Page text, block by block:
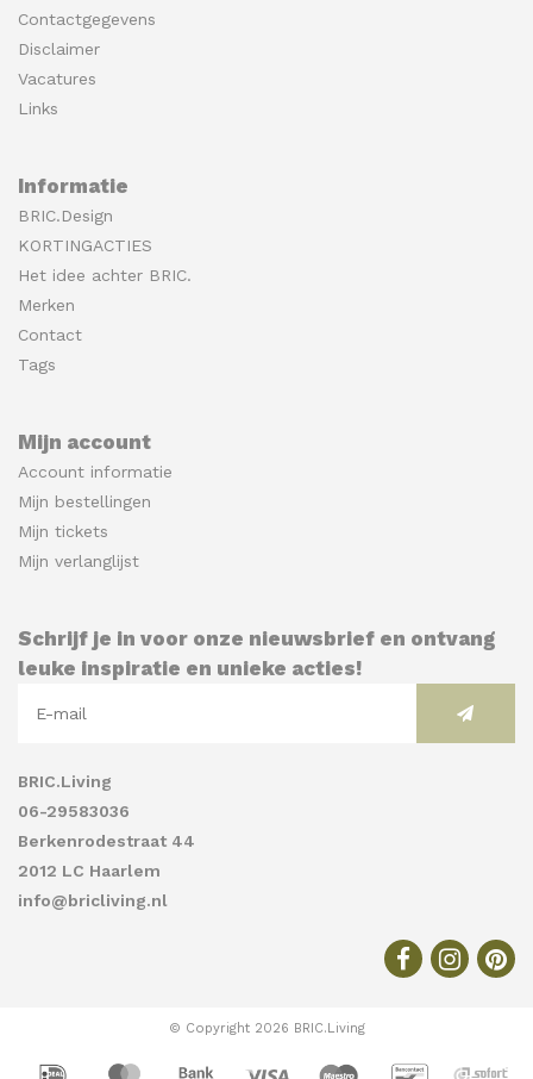
Contactgegevens
Disclaimer
Vacatures
Links
Informatie
BRIC.Design
KORTINGACTIES
Het idee achter BRIC.
Merken
Contact
Tags
Mijn account
Account informatie
Mijn bestellingen
Mijn tickets
Mijn verlanglijst
Schrijf je in voor onze nieuwsbrief en ontvang
leuke inspiratie en unieke acties!
BRIC.Living
06-29583036
Berkenrodestraat 44
2012 LC Haarlem
info@bricliving.nl
© Copyright 2026 BRIC.Living